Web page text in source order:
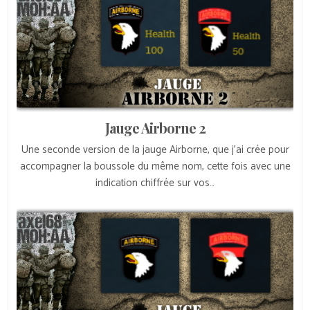
Jauge Airborne 2
Une seconde version de la jauge Airborne, que j’ai crée pour
accompagner la boussole du même nom, cette fois avec une
indication chiffrée sur vos…